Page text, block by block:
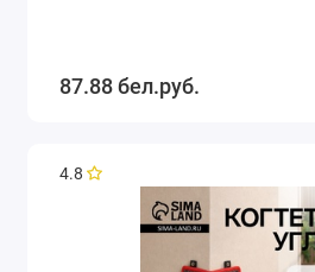
87.88 бел.руб.
4.8